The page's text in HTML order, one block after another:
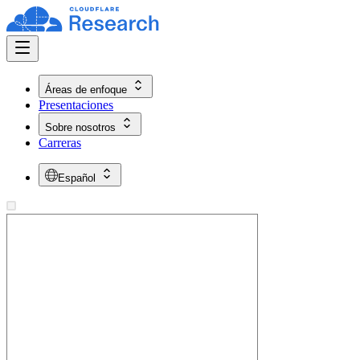
Áreas de enfoque
Presentaciones
Sobre nosotros
Carreras
Español